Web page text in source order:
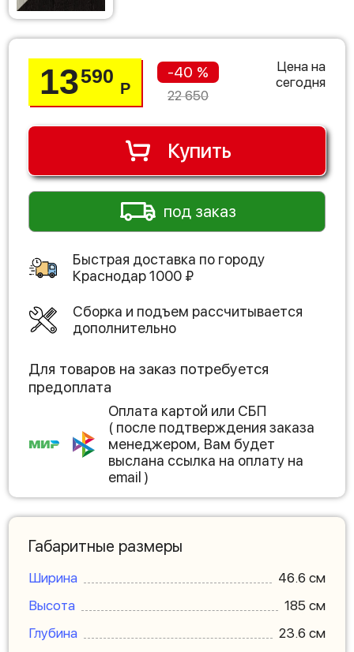
13590
Р
-40 %
22 650
Цена на
сегодня
Купить
под заказ
Быстрая доставка по городу
Краснодар1000 ₽
Сборка и подъем рассчитывается
дополнительно
Для товаров на заказ потребуется
предоплата
Оплата картой или СБП
( после подтверждения заказа
менеджером, Вам будет
выслана ссылка на оплату на
email )
Габаритные размеры
Ширина
46.6 см
Высота
185 см
Глубина
23.6 см